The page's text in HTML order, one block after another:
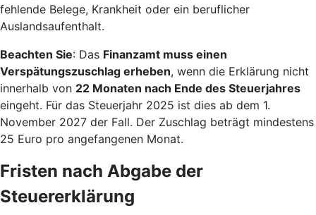
fehlende Belege, Krankheit oder ein beruflicher
Auslandsaufenthalt.
Beachten Sie: Das Finanzamt muss einen
Verspätungszuschlag erheben, wenn die Erklärung nicht
innerhalb von 22 Monaten nach Ende des Steuerjahres
eingeht. Für das Steuerjahr 2025 ist dies ab dem 1.
November 2027 der Fall. Der Zuschlag beträgt mindestens
25 Euro pro angefangenen Monat.
Fristen nach Abgabe der
Steuererklärung